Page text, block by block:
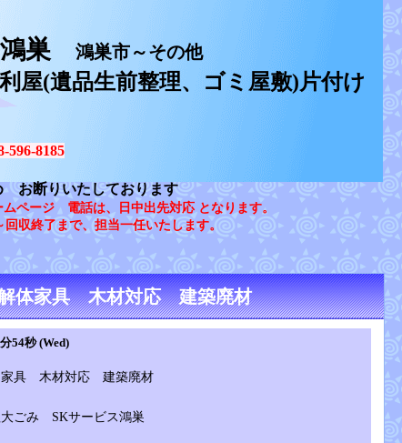
巣 鴻巣市～その他
屋(遺品生前整理、ゴミ屋敷)片付け
596-8185
お断りいたしております
ページ 電話は、日中出先対応 となります。
収終了まで、担当一任いたします。
解体家具 木材対応 建築廃材
54秒 (Wed)
家具 木材対応 建築廃材
ごみ SKサービス鴻巣